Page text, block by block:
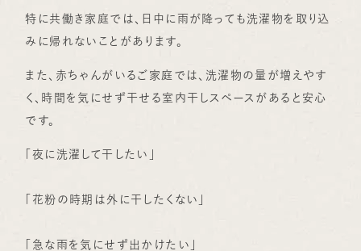
特に共働き家庭では、日中に雨が降っても洗濯物を取り込
みに帰れないことがあります。
また、赤ちゃんがいるご家庭では、洗濯物の量が増えやす
く、時間を気にせず干せる室内干しスペースがあると安心
です。
「夜に洗濯して干したい」
「花粉の時期は外に干したくない」
「急な雨を気にせず出かけたい」